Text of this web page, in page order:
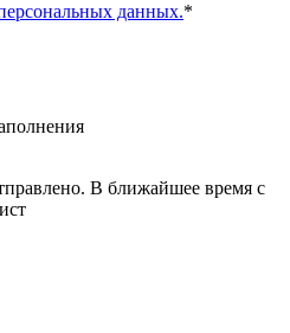
данных.*
В ближайшее время с